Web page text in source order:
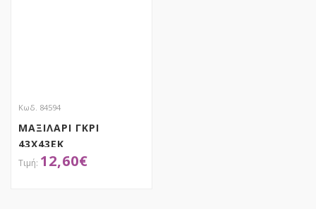
Κωδ. 84594
ΜΑΞΙΛΑΡΙ ΓΚΡΙ
43X43EK
12,60€